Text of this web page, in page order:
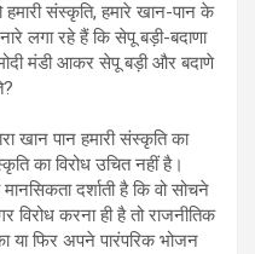
संस्कृति, हमारे खान-पान के
लगा रहे हैं कि सेपू बड़ी-बदाणा
मंडी आकर सेपू बड़ी और बदाणे
खान पान हमारी संस्कृति का
का विरोध उचित नहीं है।
दर्शाती है कि वो सोचने
करना ही है तो राजनीतिक
या फिर अपने पारंपरिक भोजन